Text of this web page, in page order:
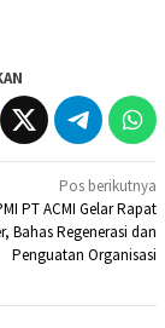
Pos berikutnya
PT ACMI Gelar Rapat
Bahas Regenerasi dan
Penguatan Organisasi